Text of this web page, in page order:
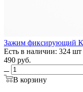
Зажим фиксирующий
Есть в наличии: 324 шт
490 руб.
В корзину